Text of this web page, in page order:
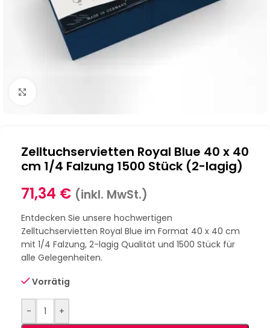
Zelltuchservietten Royal Blue 40 x 40
cm 1/4 Falzung 1500 Stück (2-lagig)
71,34 € (inkl. MwSt.)
Entdecken Sie unsere hochwertigen
Zelltuchservietten Royal Blue im Format 40 x 40 cm
mit 1/4 Falzung, 2-lagig Qualität und 1500 Stück für
alle Gelegenheiten.
Vorrätig
- +